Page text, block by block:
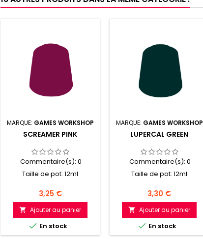
MARQUE: GAMES WORKSHOP
SCREAMER PINK
Commentaire(s): 0
Taille de pot: 12ml
Prix
3,25 €
 Ajouter au panier
 En stock
MARQUE: GAMES WORKSHOP
LUPERCAL GREEN
Commentaire(s): 0
Taille de pot: 12ml
Prix
3,30 €
 Ajouter au panier
 En stock